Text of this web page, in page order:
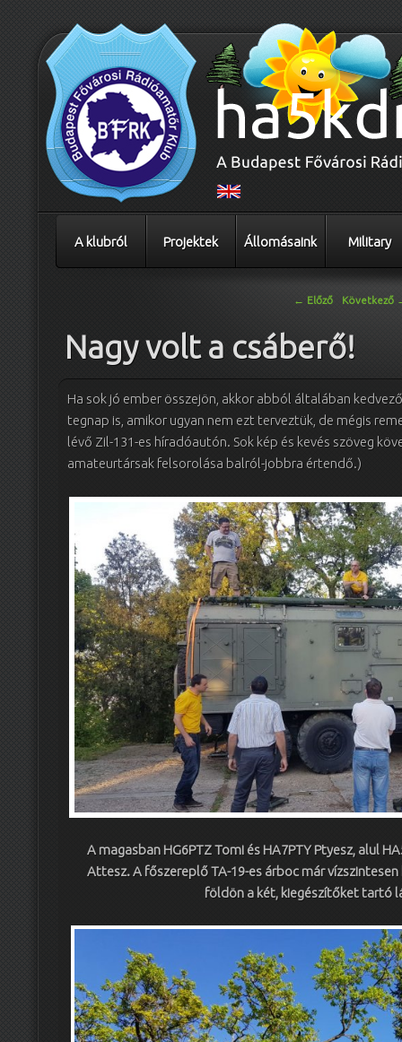
A klubról Projektek Állomásaink Military
← Előző Következő
Nagy volt a csáberő!
Ha sok jó ember összejön, akkor abból általában
tegnap is, amikor ugyan nem ezt terveztük, de mégis
lévő Zil-131-es híradóautón. Sok kép és kevés szöveg
amateurtársak felsorolása balról-jobbra értendő.)
A magasban HG6PTZ Tomi és HA7PTY Ptyesz, alul
Attesz. A főszereplő TA-19-es árboc már
földön a két, kiegészítőket tartó